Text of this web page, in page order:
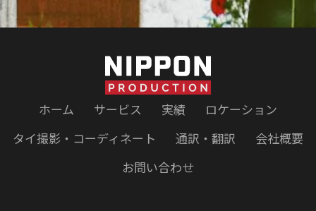
ホーム サービス 実績
ロケーション
タイ撮影・コーディネート
通訳・翻訳
会社概要
お問い合わせ